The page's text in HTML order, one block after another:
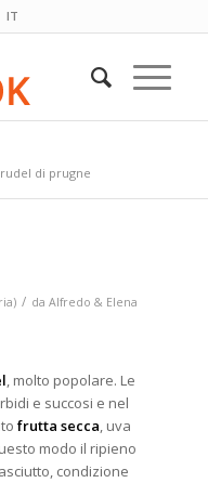
IT
di prugne
/ da Alfredo & Elena
, molto popolare. Le
e succosi e nel
frutta secca, uva
modo il ripieno
condizione